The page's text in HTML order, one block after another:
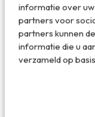
informatie over
partners voor
partners kunnen
informatie die u
verzameld op